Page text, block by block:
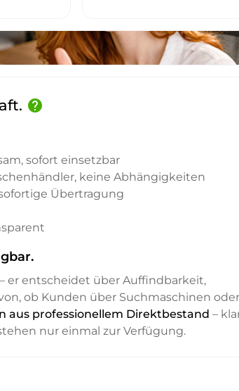
help
sofort einsetzbar
keine Abhängigkeiten
Übertragung
– er entscheidet über Auffindbarkeit,
ob Kunden über Suchmaschinen oder
aus professionellem Direktbestand –
nur einmal zur Verfügung.